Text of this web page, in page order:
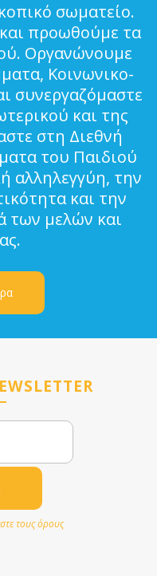
σωματείο.
προωθούμε τα
Οργανώνουμε
Κοινωνικο-
συνεργαζόμαστε
και της
στη Διεθνή
του Παιδιού
αλληλεγγύη, την
και την
των μελών και
τους όρους